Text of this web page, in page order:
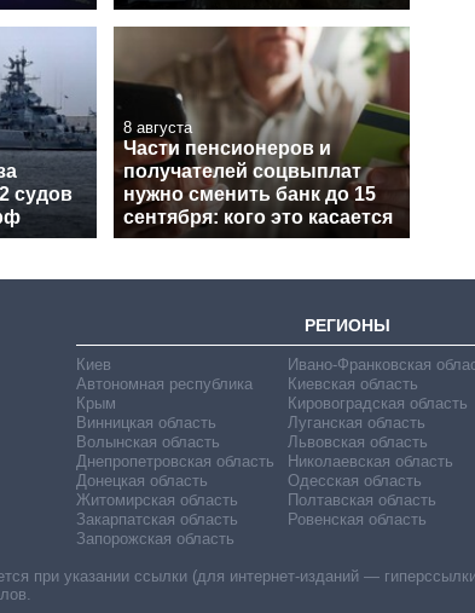
судов
8 августа
Части пенсионеров и
получателей соцвыплат
нужно сменить банк до 15
сентября: кого это касается
РЕГИОНЫ
Киев
Автономная республика
Крым
Винницкая область
Волынская область
Днепропетровская область
Донецкая область
Житомирская область
Закарпатская область
Запорожская область
Ивано-Франковская
Киевская область
Кировоградская область
Луганская область
Львовская область
Николаевская область
Одесская область
Полтавская область
Ровенская область
при указании ссылки (для интернет-изданий —